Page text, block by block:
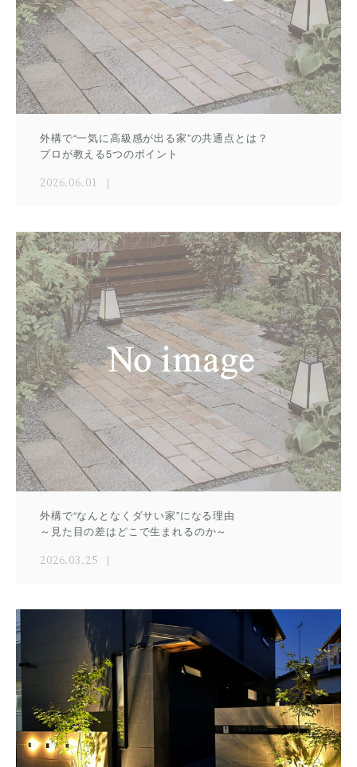
外構で“一気に高級感が出る家”の共通点とは？
プロが教える5つのポイント
2026.06.01
外構で“なんとなくダサい家”になる理由
～見た目の差はどこで生まれるのか～
2026.03.25